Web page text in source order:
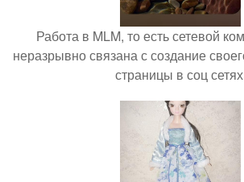
Работа в MLM, то есть сетевой
неразрывно связана с создание
страницы в соц